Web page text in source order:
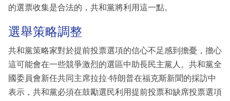
的選票收集是合法的，共和黨將利用這一點。
選舉策略調整
共和黨策略家對於提前投票選項的信心不足感到擔憂，擔心
這可能會在一些競爭激烈的選區中助長民主黨人。共和黨全
國委員會新任共同主席拉拉·特朗普在福克斯新聞的採訪中
表示，共和黨必須在鼓勵選民利用提前投票和缺席投票選項